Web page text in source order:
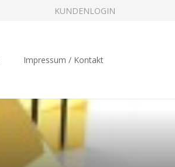
KUNDENLOGIN
Impressum / Kontakt